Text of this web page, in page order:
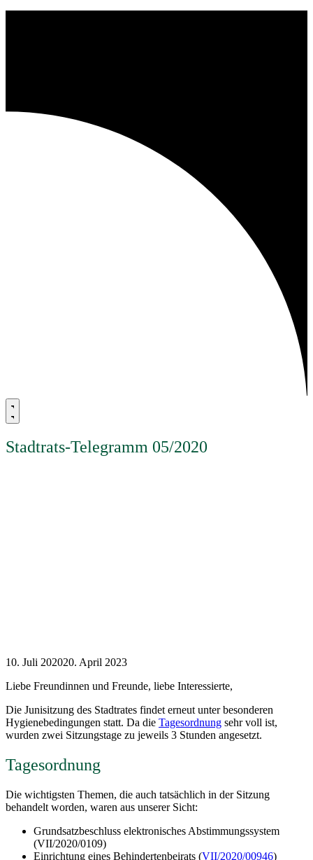
Stadtrats-Telegramm 05/2020
10. Juli 202020. April 2023
Liebe Freundinnen und Freunde, liebe Interessierte,
Die Junisitzung des Stadtrates findet erneut unter besonderen
Hygienebedingungen statt. Da die Tagesordnung sehr voll ist,
wurden zwei Sitzungstage zu jeweils 3 Stunden angesetzt.
Tagesordnung
Die wichtigsten Themen, die auch tatsächlich in der Sitzung
behandelt worden, waren aus unserer Sicht:
Grundsatzbeschluss elektronisches Abstimmungssystem
(VII/2020/0109)
Einrichtung eines Behindertenbeirats (VII/2020/00946)